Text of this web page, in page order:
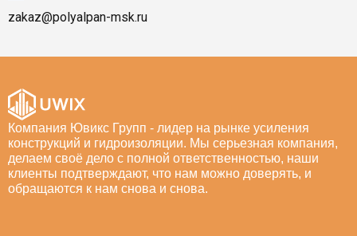
zakaz@polyalpan-msk.ru
Компания Ювикс Групп - лидер на рынке усиления
конструкций и гидроизоляции. Мы серьезная компания,
делаем своё дело с полной ответственностью, наши
клиенты подтверждают, что нам можно доверять, и
обращаются к нам снова и снова.